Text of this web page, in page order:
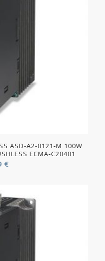
ASD-A2-0121-M 100W
ECMA-C20401
€